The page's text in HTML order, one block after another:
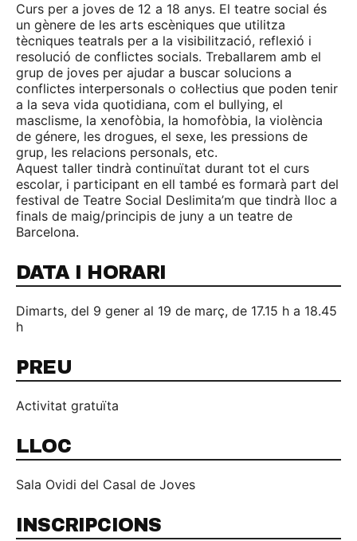
Curs per a joves de 12 a 18 anys. El teatre social és
un gènere de les arts escèniques que utilitza
tècniques teatrals per a la visibilització, reflexió i
resolució de conflictes socials. Treballarem amb el
grup de joves per ajudar a buscar solucions a
conflictes interpersonals o col·lectius que poden tenir
a la seva vida quotidiana, com el bullying, el
masclisme, la xenofòbia, la homofòbia, la violència
de génere, les drogues, el sexe, les pressions de
grup, les relacions personals, etc.
Aquest taller tindrà continuïtat durant tot el curs
escolar, i participant en ell també es formarà part del
festival de Teatre Social Deslimita’m que tindrà lloc a
finals de maig/principis de juny a un teatre de
Barcelona.
DATA I HORARI
Dimarts, del 9 gener al 19 de març, de 17.15 h a 18.45
h
PREU
Activitat gratuïta
LLOC
Sala Ovidi del Casal de Joves
INSCRIPCIONS